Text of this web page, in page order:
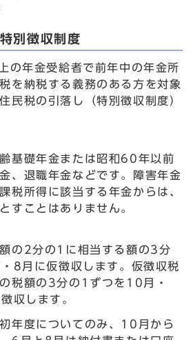
別徴収制度
の年金受給者で前年中の年金所
を納税する義務のある方を対象
民税の引落し（特別徴収制度）
基礎年金または昭和60年以前
、退職年金などです。障害年金
税所得に該当する年金からは、
すことはありません。
の2分の1に相当する額の3分
8月に仮徴収します。仮徴収税
税額の3分の1ずつを10月・
収します。
年度についてのみ、10月から